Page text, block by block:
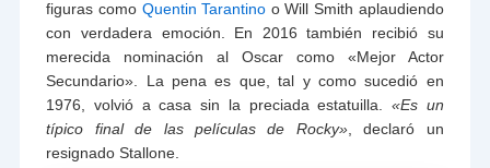
figuras como Quentin Tarantino o Will Smith aplaudiendo
con verdadera emoción. En 2016 también recibió su
merecida nominación al Oscar como «Mejor Actor
Secundario». La pena es que, tal y como sucedió en
1976, volvió a casa sin la preciada estatuilla. «Es un
típico final de las películas de Rocky», declaró un
resignado Stallone.